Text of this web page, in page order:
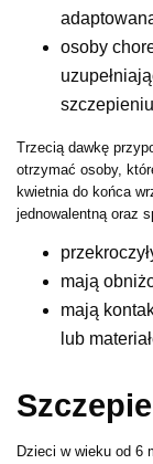
osoby
Trzecią dawkę
otrzymać osoby,
kwietnia do końca
jednowalentną oraz
mają
mają
lub
Dzieci w wieku od 6